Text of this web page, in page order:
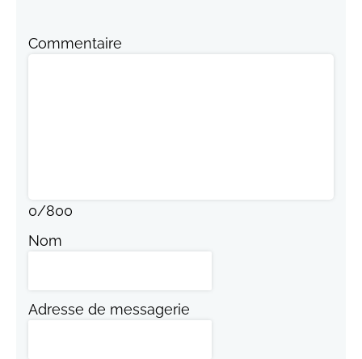
Commentaire
0/800
Nom
Adresse de messagerie